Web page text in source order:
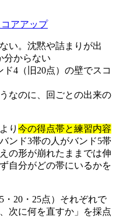
コアアップ
い。沈黙や詰まりが出
分からない
4（旧20点）の壁でスコ
なのに、回ごとの出来の
り 今の得点帯と練習内容
ンド3帯の人がバンド5帯
の形が崩れたままでは伸
自分がどの帯にいるかを
・20・25点）それぞれで
次に何を直すか」を採点